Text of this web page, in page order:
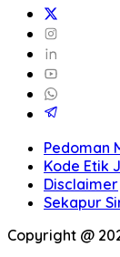
Pedoman
Kode Etik
Disclaimer
Sekapur
Copyright @